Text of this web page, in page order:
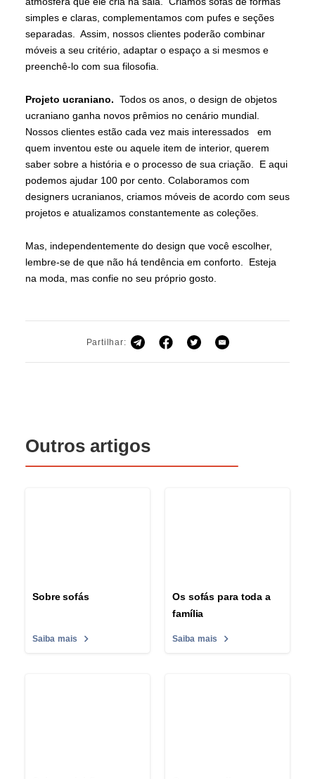
simples e claras, complementamos com pufes e seções
separadas. Assim, nossos clientes poderão combinar
móveis a seu critério, adaptar o espaço a si mesmos e
preenchê-lo com sua filosofia.
Projeto ucraniano. Todos os anos, o design de objetos
ucraniano ganha novos prêmios no cenário mundial.
Nossos clientes estão cada vez mais interessados em
quem inventou este ou aquele item de interior, querem
saber sobre a história e o processo de sua criação. E aqui
podemos ajudar 100 por cento. Colaboramos com
designers ucranianos, criamos móveis de acordo com seus
projetos e atualizamos constantemente as coleções.
Mas, independentemente do design que você escolher,
lembre-se de que não há tendência em conforto. Esteja
na moda, mas confie no seu próprio gosto.
Partilhar:
Outros artigos
Sobre sofás
Saiba mais
Os sofás para toda a
família
Saiba mais